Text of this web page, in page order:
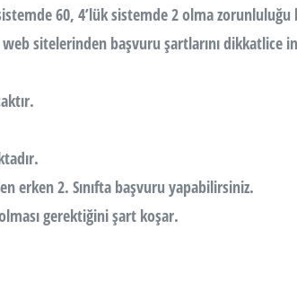
60, 4’lük sistemde 2 olma
sitelerinden başvuru şartlarını dikkatlice
erken 2. Sınıfta başvuru yapabilirsiniz.
gerektiğini şart koşar.